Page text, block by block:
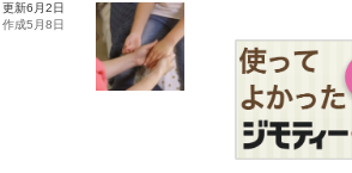
更新6月2日
作成5月8日